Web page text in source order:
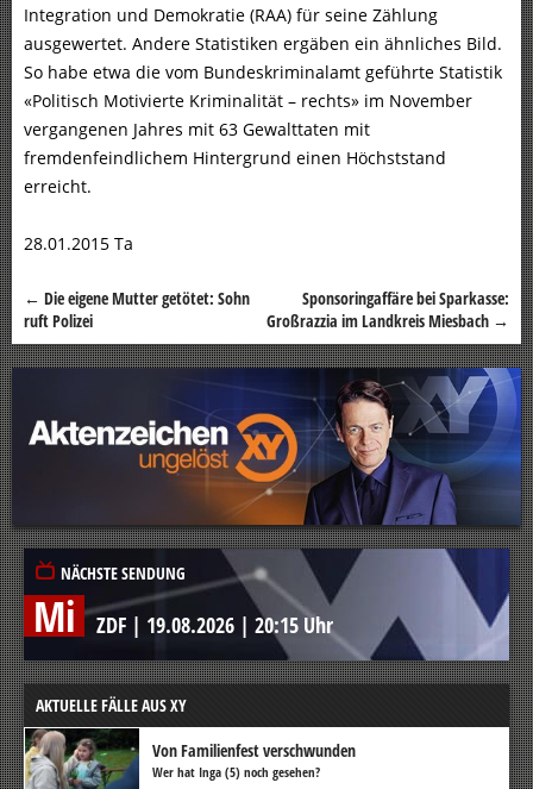
Integration und Demokratie (RAA) für seine Zählung
ausgewertet. Andere Statistiken ergäben ein ähnliches Bild.
So habe etwa die vom Bundeskriminalamt geführte Statistik
«Politisch Motivierte Kriminalität – rechts» im November
vergangenen Jahres mit 63 Gewalttaten mit
fremdenfeindlichem Hintergrund einen Höchststand
erreicht.
28.01.2015 Ta
Beitragsnavigation
← Die eigene Mutter getötet: Sohn
ruft Polizei
Sponsoringaffäre bei Sparkasse:
Großrazzia im Landkreis Miesbach →
NÄCHSTE SENDUNG
Mi ZDF | 19.08.2026 | 20:15 Uhr
AKTUELLE FÄLLE AUS XY
Von Familienfest verschwunden
Wer hat Inga (5) noch gesehen?